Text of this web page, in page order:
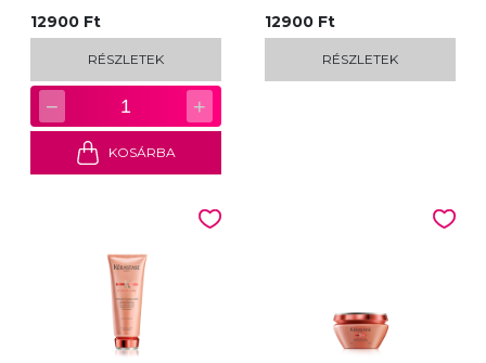
12900 Ft
RÉSZLETEK
− 1 +
KOSÁRBA
12900 Ft
RÉSZLETEK